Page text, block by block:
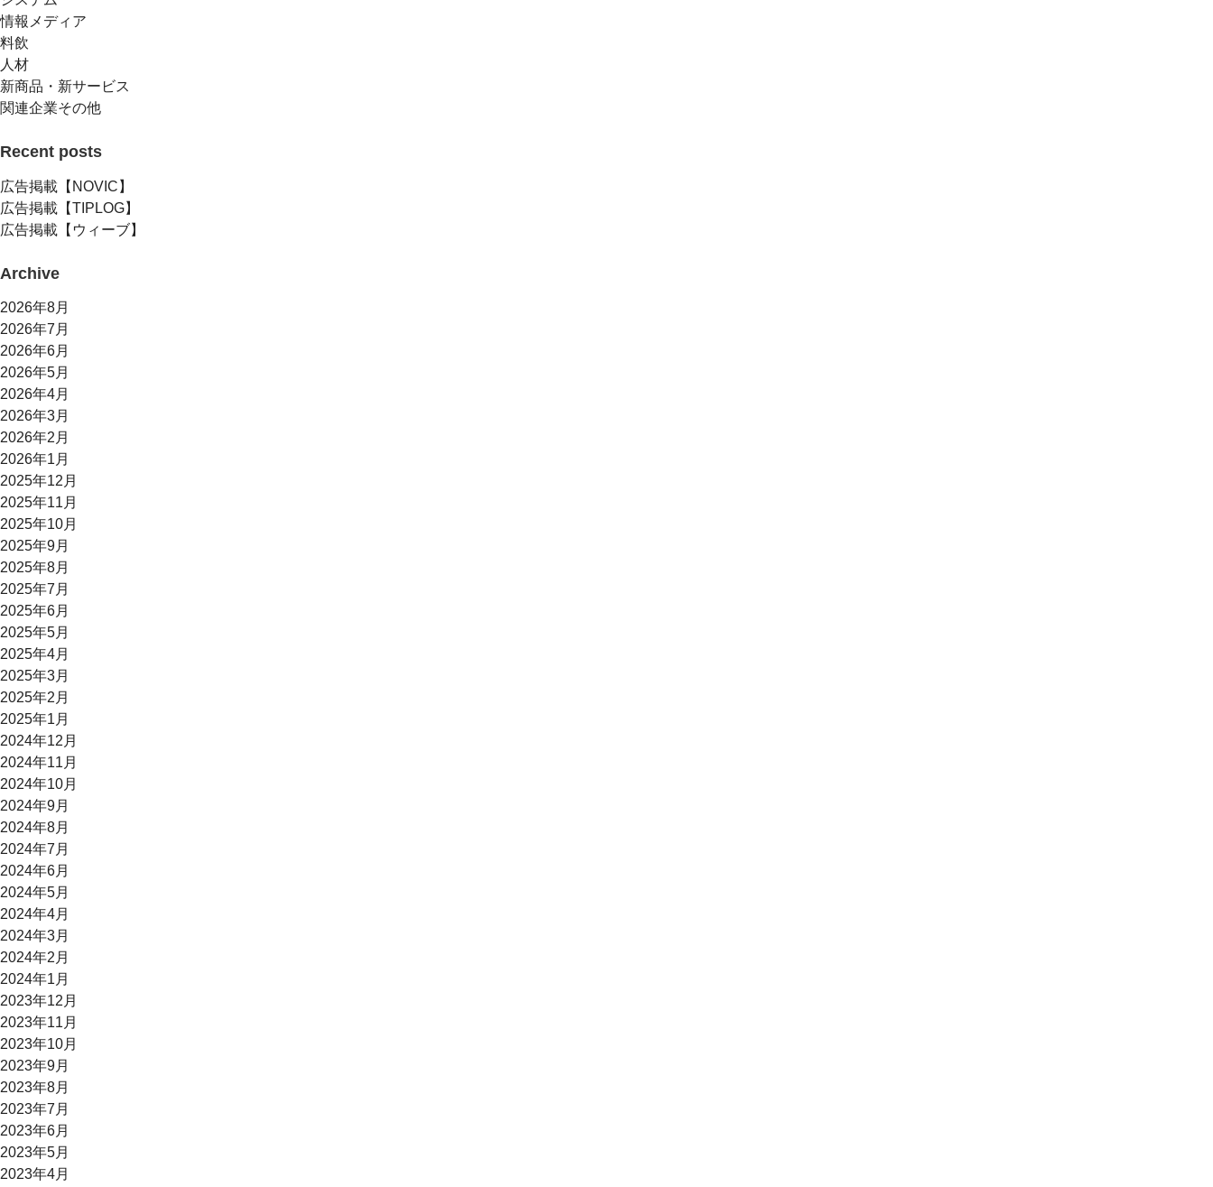
情報メディア
料飲
人材
新商品・新サービス
関連企業その他
Recent posts
広告掲載【NOVIC】
広告掲載【TIPLOG】
広告掲載【ウィーブ】
Archive
2026年8月
2026年7月
2026年6月
2026年5月
2026年4月
2026年3月
2026年2月
2026年1月
2025年12月
2025年11月
2025年10月
2025年9月
2025年8月
2025年7月
2025年6月
2025年5月
2025年4月
2025年3月
2025年2月
2025年1月
2024年12月
2024年11月
2024年10月
2024年9月
2024年8月
2024年7月
2024年6月
2024年5月
2024年4月
2024年3月
2024年2月
2024年1月
2023年12月
2023年11月
2023年10月
2023年9月
2023年8月
2023年7月
2023年6月
2023年5月
2023年4月